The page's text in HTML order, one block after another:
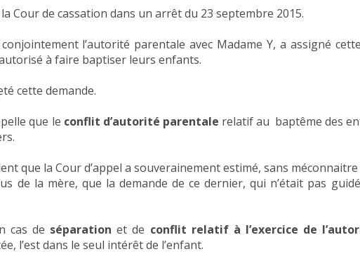
la Cour de cassation dans un arrêt du 23 septembre 2015.
l’autorité parentale avec Madame Y, a assigné
à faire baptiser leurs enfants.
cette demande.
que le conflit d’autorité parentale relatif au baptême des
que la Cour d’appel a souverainement estimé, sans
de la mère, que la demande de ce dernier, qui n’était pas
cas de séparation et de conflit relatif à l’exercice de
l’est dans le seul intérêt de l’enfant.